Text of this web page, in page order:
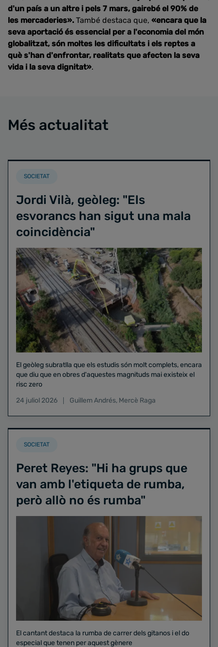
d'un país a un altre i pels 7 mars, gairebé el 90% de
les mercaderies». També destaca que, «encara que la
seva aportació és essencial per a l'economia del món
globalitzat, són moltes les dificultats i els reptes a
què s'han d'enfrontar, realitats que afecten la seva
vida i la seva dignitat».
Més actualitat
SOCIETAT
Jordi Vilà, geòleg: "Els
esvorancs han sigut una mala
coincidència"
El geòleg subratlla que els estudis són molt complets, encara
que diu que en obres d'aquestes magnituds mai existeix el
risc zero
24 juliol 2026
Guillem Andrés, Mercè Raga
SOCIETAT
Peret Reyes: "Hi ha grups que
van amb l'etiqueta de rumba,
però allò no és rumba"
El cantant destaca la rumba de carrer dels gitanos i el do
especial que tenen per aquest gènere